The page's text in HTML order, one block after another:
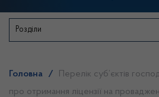
Розділи
Головна /
Перелік суб’єктів
про отримання ліцензії на